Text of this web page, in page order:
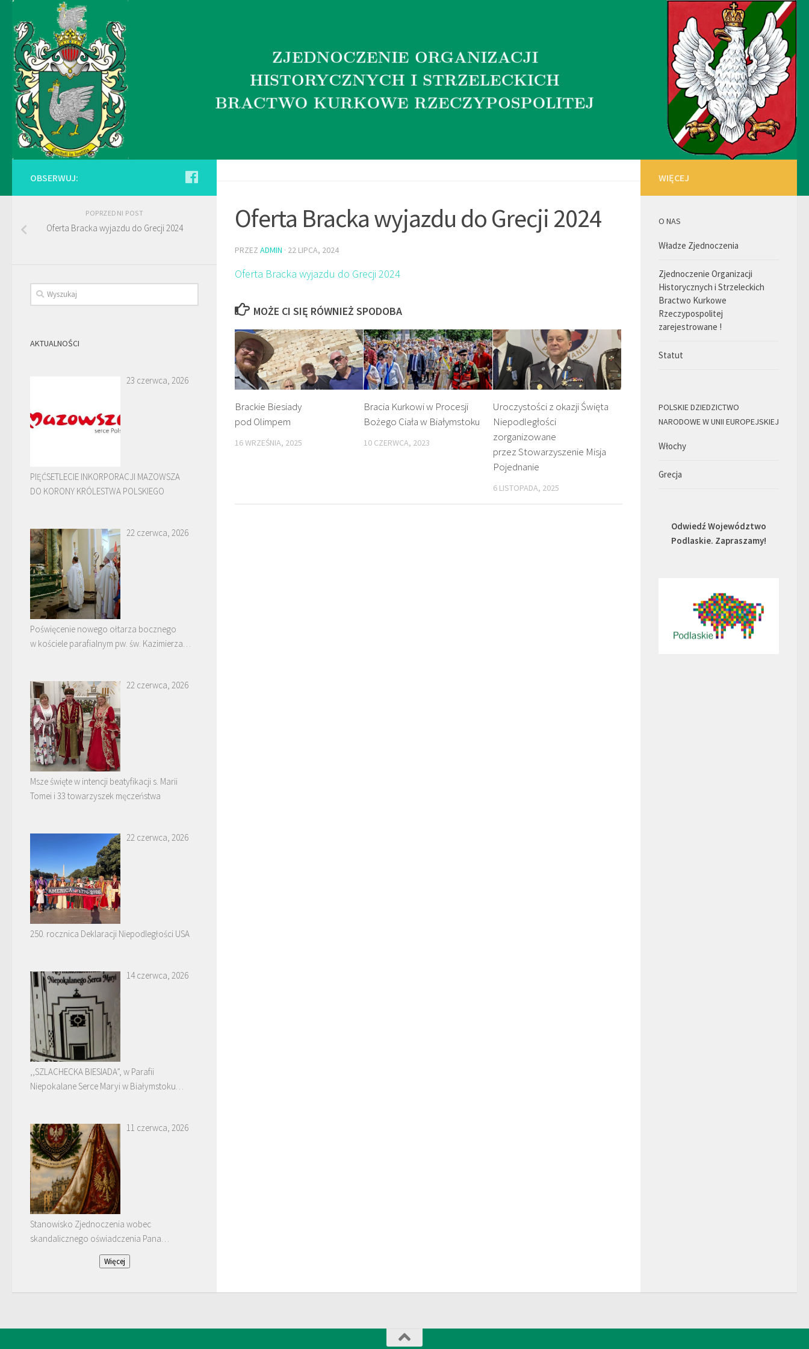
Oferta Bracka wyjazdu do Grecji 2024
PRZEZ ADMIN · 22 LIPCA, 2024
Oferta Bracka wyjazdu do Grecji 2024
MOŻE CI SIĘ RÓWNIEŻ SPODOBA
Brackie Biesiady
pod Olimpem
16 WRZEŚNIA, 2025
Bracia Kurkowi w Procesji
Bożego Ciała w Białymstoku
10 CZERWCA, 2023
Uroczystości z okazji Święta
Niepodległości
zorganizowane
przez Stowarzyszenie Misja
Pojednanie
6 LISTOPADA, 2025
OBSERWUJ:
POPRZEDNI POST
Oferta Bracka wyjazdu do Grecji 2024
AKTUALNOŚCI
23 czerwca, 2026
PIĘĆSETLECIE INKORPORACJI MAZOWSZA
DO KORONY KRÓLESTWA POLSKIEGO
22 czerwca, 2026
Poświęcenie nowego ołtarza bocznego
w kościele parafialnym pw. św. Kazimierza
22 czerwca, 2026
Msze święte w intencji beatyfikacji s. Marii
Tomei i 33 towarzyszek męczeństwa
22 czerwca, 2026
250. rocznica Deklaracji Niepodległości USA
14 czerwca, 2026
,,SZLACHECKA BIESIADA”, w Parafii
Niepokalane Serce Maryi w Białymstoku
11 czerwca, 2026
Stanowisko Zjednoczenia wobec
skandalicznego oświadczenia Pana
Januarego Bątkiewicza
Więcej
WIĘCEJ
O NAS
Władze Zjednoczenia
Zjednoczenie Organizacji
Historycznych i Strzeleckich
Bractwo Kurkowe
Rzeczypospolitej
zarejestrowane !
Statut
POLSKIE DZIEDZICTWO
NARODOWE W UNII EUROPEJSKIEJ
Włochy
Grecja
Odwiedź Województwo
Podlaskie. Zapraszamy!